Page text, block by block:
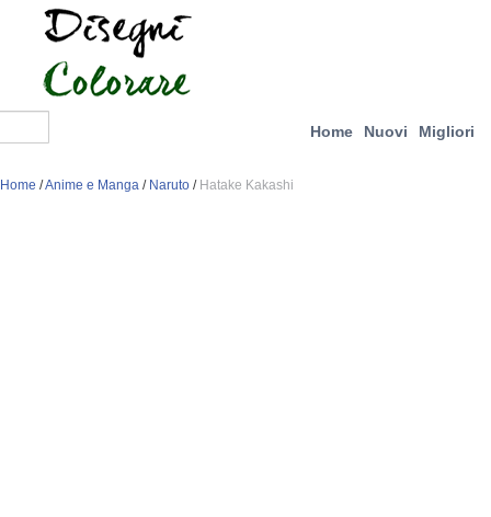
Home Nuovi Migliori
Home /Anime e Manga / Naruto / Hatake Kakashi